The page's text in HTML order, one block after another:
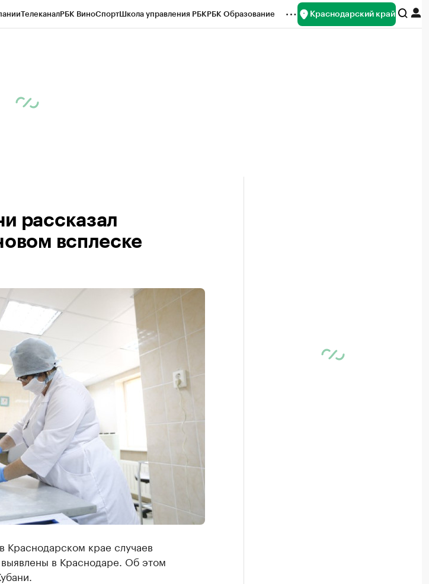
ТелеканалРБК ВиноСпортШкола управления РБКРБК Образование Краснодарский край
рассказал
всплеске
крае случаев
в Краснодаре. Об этом